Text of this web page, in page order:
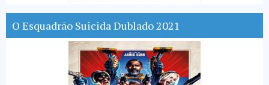
O Esquadrão Suicida Dublado 2021